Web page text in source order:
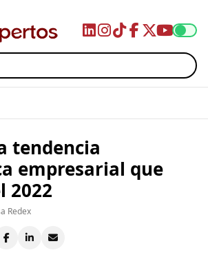
tendencia
empresarial que
2022
Redex